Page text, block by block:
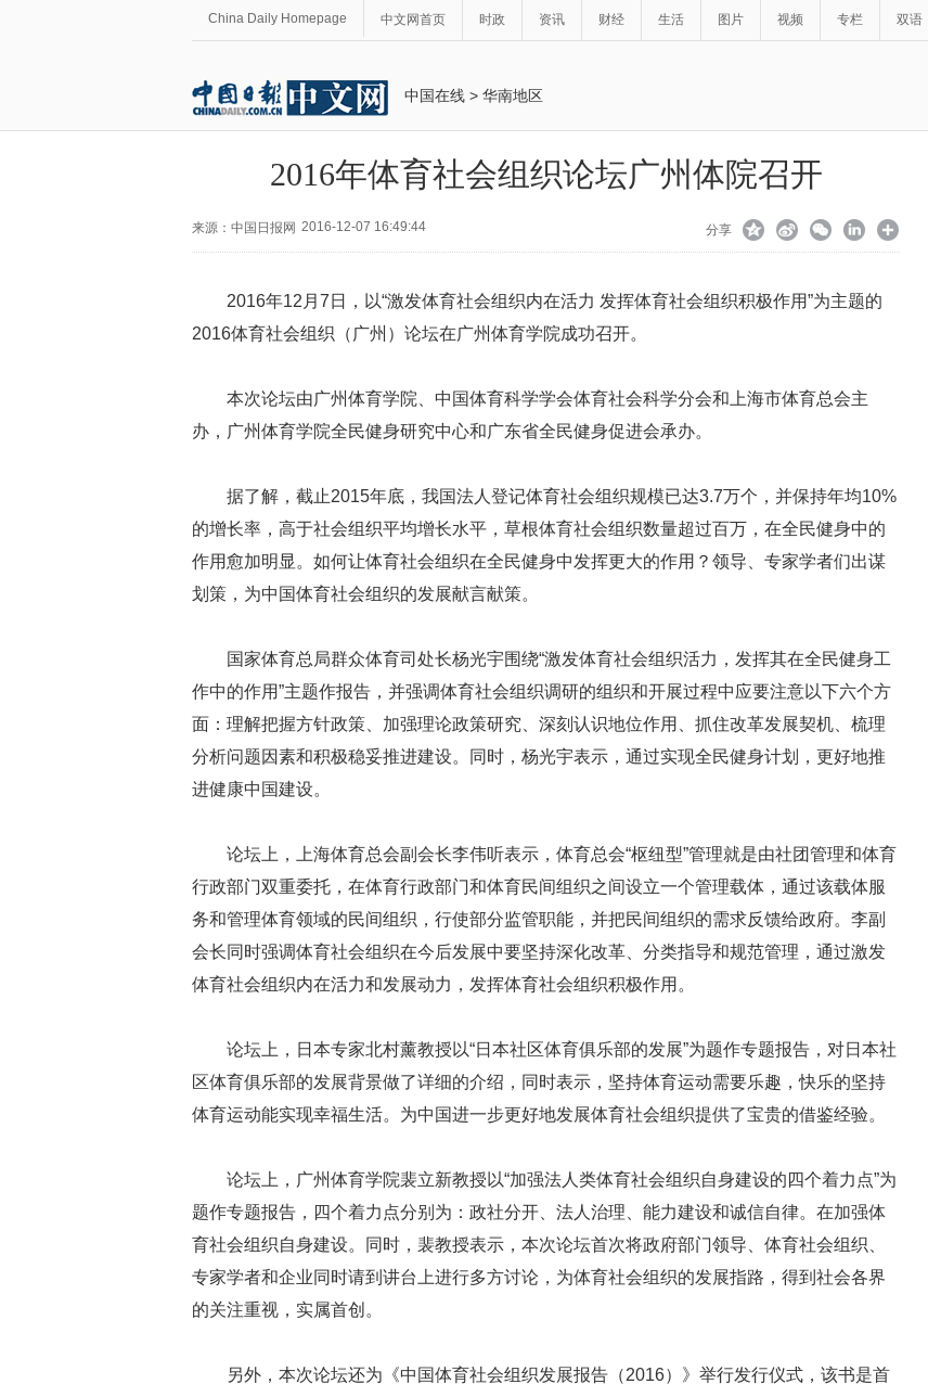
China Daily Homepage 中文网首页 时政 资讯 财经 生活 图片 视频 专栏 双语
中国在线 > 华南地区
2016年体育社会组织论坛广州体院召开
来源：中国日报网 2016-12-07 16:49:44 分享
2016年12月7日，以“激发体育社会组织内在活力 发挥体育社会组织积极作用”为主题的
2016体育社会组织（广州）论坛在广州体育学院成功召开。
本次论坛由广州体育学院、中国体育科学学会体育社会科学分会和上海市体育总会主
办，广州体育学院全民健身研究中心和广东省全民健身促进会承办。
据了解，截止2015年底，我国法人登记体育社会组织规模已达3.7万个，并保持年均10%
的增长率，高于社会组织平均增长水平，草根体育社会组织数量超过百万，在全民健身中的
作用愈加明显。如何让体育社会组织在全民健身中发挥更大的作用？领导、专家学者们出谋
划策，为中国体育社会组织的发展献言献策。
国家体育总局群众体育司处长杨光宇围绕“激发体育社会组织活力，发挥其在全民健身工
作中的作用”主题作报告，并强调体育社会组织调研的组织和开展过程中应要注意以下六个方
面：理解把握方针政策、加强理论政策研究、深刻认识地位作用、抓住改革发展契机、梳理
分析问题因素和积极稳妥推进建设。同时，杨光宇表示，通过实现全民健身计划，更好地推
进健康中国建设。
论坛上，上海体育总会副会长李伟听表示，体育总会“枢纽型”管理就是由社团管理和体育
行政部门双重委托，在体育行政部门和体育民间组织之间设立一个管理载体，通过该载体服
务和管理体育领域的民间组织，行使部分监管职能，并把民间组织的需求反馈给政府。李副
会长同时强调体育社会组织在今后发展中要坚持深化改革、分类指导和规范管理，通过激发
体育社会组织内在活力和发展动力，发挥体育社会组织积极作用。
论坛上，日本专家北村薰教授以“日本社区体育俱乐部的发展”为题作专题报告，对日本社
区体育俱乐部的发展背景做了详细的介绍，同时表示，坚持体育运动需要乐趣，快乐的坚持
体育运动能实现幸福生活。为中国进一步更好地发展体育社会组织提供了宝贵的借鉴经验。
论坛上，广州体育学院裴立新教授以“加强法人类体育社会组织自身建设的四个着力点”为
题作专题报告，四个着力点分别为：政社分开、法人治理、能力建设和诚信自律。在加强体
育社会组织自身建设。同时，裴教授表示，本次论坛首次将政府部门领导、体育社会组织、
专家学者和企业同时请到讲台上进行多方讨论，为体育社会组织的发展指路，得到社会各界
的关注重视，实属首创。
另外，本次论坛还为《中国体育社会组织发展报告（2016）》举行发行仪式，该书是首